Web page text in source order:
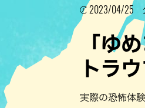
2023/04/25
「ゆ
トラ
実際の恐怖体